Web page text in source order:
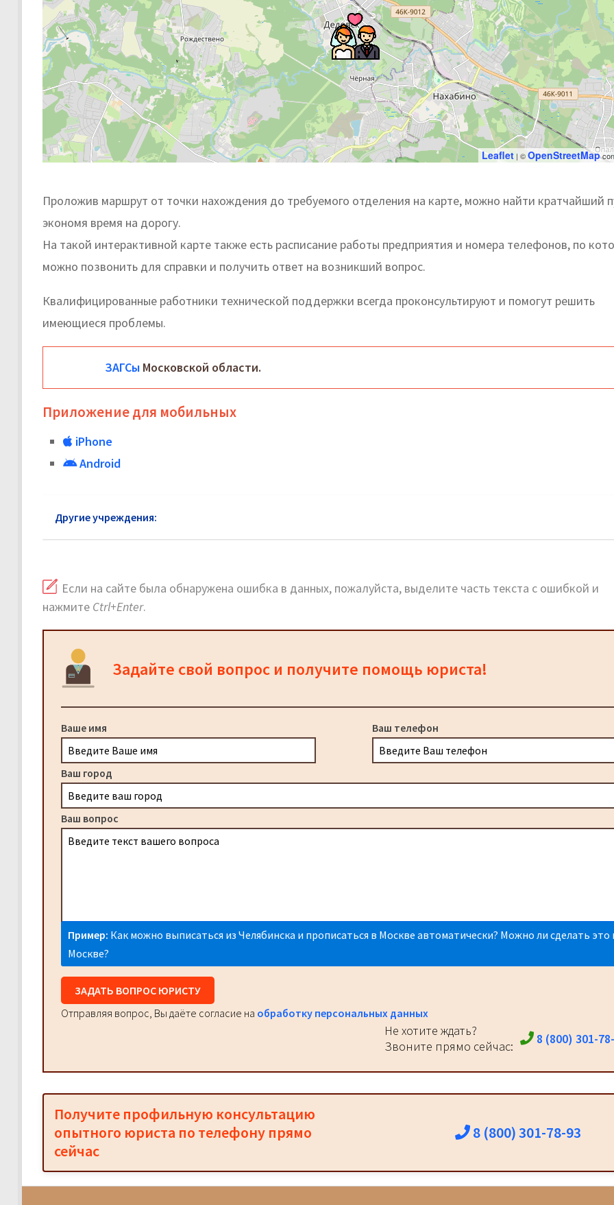
Leaflet | ©OpenStreetMap
Проложив маршрут от точки нахождения до требуемого отделения на карте, можно найти кратчайший
экономя время на дорогу.
На такой интерактивной карте также есть расписание работы предприятия и номера телефонов, по
можно позвонить для справки и получить ответ на возникший вопрос.
Квалифицированные работники технической поддержки всегда проконсультируют и помогут решить
имеющиеся проблемы.
ЗАГСы Московской области.
Приложение для мобильных
iPhone
Android
Другие учреждения:
Если на сайте была обнаружена ошибка в данных, пожалуйста, выделите часть текста с ошибкой и
нажмите Ctrl+Enter.
Задайте свой вопрос и получите помощь юриста!
Ваше имя Ваш телефон
Ваш город
Ваш вопрос
Пример: Как можно выписаться из Челябинска и прописаться в Москве автоматически? Можно ли сделать это
Москве?
ЗАДАТЬ ВОПРОС ЮРИСТУ
Отправляя вопрос, Вы даёте согласие на обработку персональных данных
Не хотите ждать?
Звоните прямо сейчас:
8 (800) 301-
Получите профильную консультацию
опытного юриста по телефону прямо
сейчас
8 (800) 301-78-93